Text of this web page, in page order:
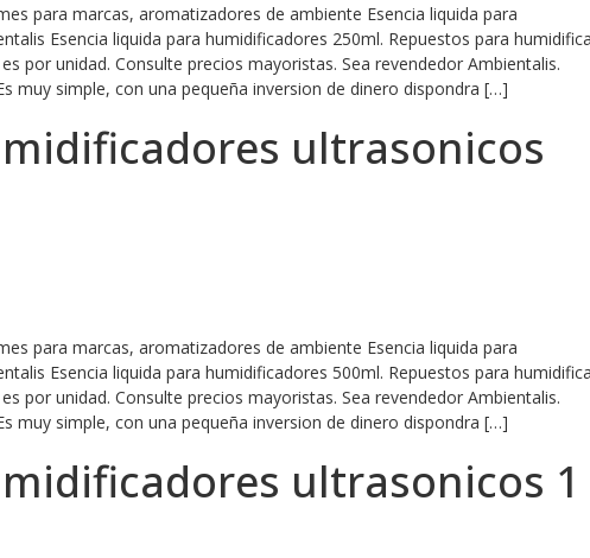
para marcas, aromatizadores de ambiente Esencia liquida para
Esencia liquida para humidificadores 250ml. Repuestos para
por unidad. Consulte precios mayoristas. Sea revendedor Ambientalis.
muy simple, con una pequeña inversion de dinero dispondra […]
ultrasonicos
para marcas, aromatizadores de ambiente Esencia liquida para
Esencia liquida para humidificadores 500ml. Repuestos para
por unidad. Consulte precios mayoristas. Sea revendedor Ambientalis.
muy simple, con una pequeña inversion de dinero dispondra […]
ultrasonicos 1